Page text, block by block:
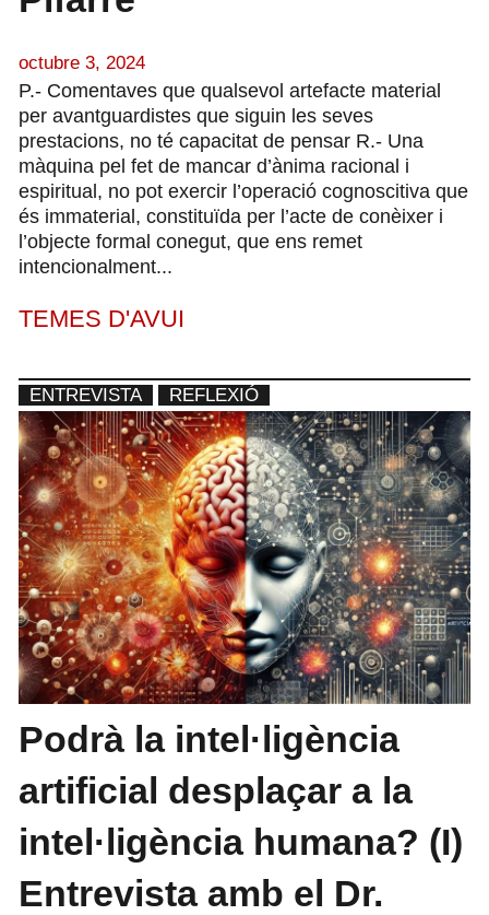
octubre 3, 2024
P.- Comentaves que qualsevol artefacte material
per avantguardistes que siguin les seves
prestacions, no té capacitat de pensar R.- Una
màquina pel fet de mancar d’ànima racional i
espiritual, no pot exercir l’operació cognoscitiva que
és immaterial, constituïda per l’acte de conèixer i
l’objecte formal conegut, que ens remet
intencionalment...
TEMES D'AVUI
ENTREVISTA REFLEXIÓ
Podrà la intel·ligència
artificial desplaçar a la
intel·ligència humana? (I)
Entrevista amb el Dr.